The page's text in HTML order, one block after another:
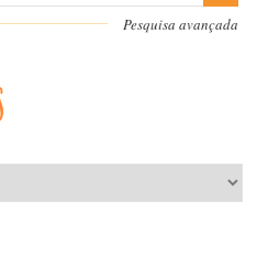
Pesquisa avançada